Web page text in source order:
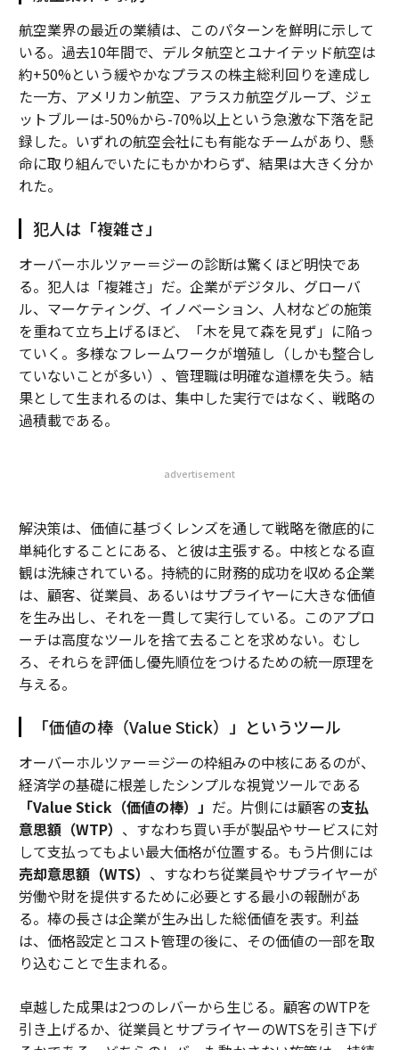
航空業界の最近の業績は、このパターンを鮮明に示して
いる。過去10年間で、デルタ航空とユナイテッド航空は
約+50%という緩やかなプラスの株主総利回りを達成し
た一方、アメリカン航空、アラスカ航空グループ、ジェ
ットブルーは-50%から-70%以上という急激な下落を記
録した。いずれの航空会社にも有能なチームがあり、懸
命に取り組んでいたにもかかわらず、結果は大きく分か
れた。
犯人は「複雑さ」
オーバーホルツァー＝ジーの診断は驚くほど明快であ
る。犯人は「複雑さ」だ。企業がデジタル、グローバ
ル、マーケティング、イノベーション、人材などの施策
を重ねて立ち上げるほど、「木を見て森を見ず」に陥っ
ていく。多様なフレームワークが増殖し（しかも整合し
ていないことが多い）、管理職は明確な道標を失う。結
果として生まれるのは、集中した実行ではなく、戦略の
過積載である。
advertisement
解決策は、価値に基づくレンズを通して戦略を徹底的に
単純化することにある、と彼は主張する。中核となる直
観は洗練されている。持続的に財務的成功を収める企業
は、顧客、従業員、あるいはサプライヤーに大きな価値
を生み出し、それを一貫して実行している。このアプロ
ーチは高度なツールを捨て去ることを求めない。むし
ろ、それらを評価し優先順位をつけるための統一原理を
与える。
「価値の棒（Value Stick）」というツール
オーバーホルツァー＝ジーの枠組みの中核にあるのが、
経済学の基礎に根差したシンプルな視覚ツールである
「Value Stick（価値の棒）」 だ。片側には顧客の支払
意思額（WTP） 、すなわち買い手が製品やサービスに対
して支払ってもよい最大価格が位置する。もう片側には
売却意思額（WTS） 、すなわち従業員やサプライヤーが
労働や財を提供するために必要とする最小の報酬があ
る。棒の長さは企業が生み出した総価値を表す。利益
は、価格設定とコスト管理の後に、その価値の一部を取
り込むことで生まれる。
卓越した成果は2つのレバーから生じる。顧客のWTPを
引き上げるか、従業員とサプライヤーのWTSを引き下げ